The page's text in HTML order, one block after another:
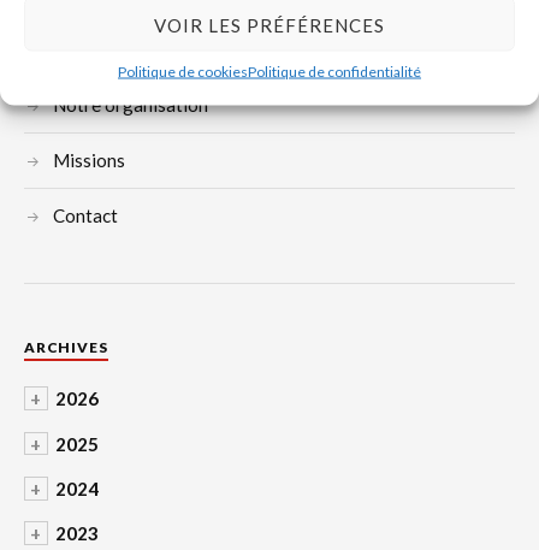
VOIR LES PRÉFÉRENCES
Politique de cookiesPolitique de confidentialité
Notre organisation
Missions
Contact
ARCHIVES
+ 2026
+ 2025
+ 2024
+ 2023